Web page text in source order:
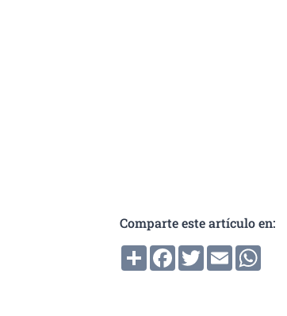
Comparte este artículo en:
CompartirFacebookTwitterEmail